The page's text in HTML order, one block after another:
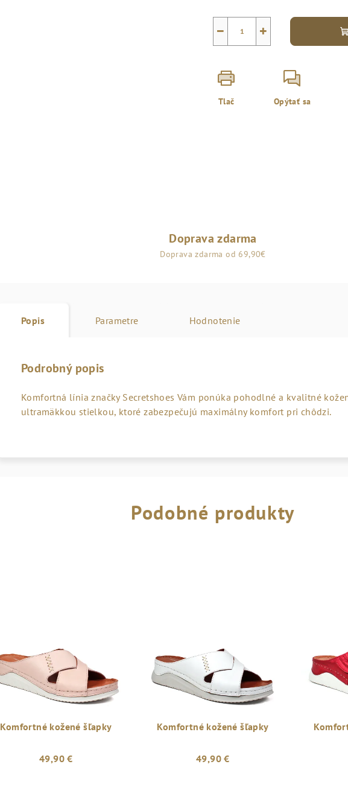
+
−
Tlač Opýtať sa
Doprava zdarma
Doprava zdarma od 69,90€
Popis Parametre Hodnotenie
Podrobný popis
Komfortná línia značky Secretshoes Vám ponúka pohodlné a kvalitné
ultramäkkou stielkou, ktoré zabezpečujú maximálny komfort pri chôdzi.
Podobné produkty
Komfortné kožené šľapky
49,90 €
Komfortné kožené šľapky
49,90 €